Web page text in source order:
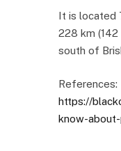
It is located
228 km (142
south of
References:
https://
know-